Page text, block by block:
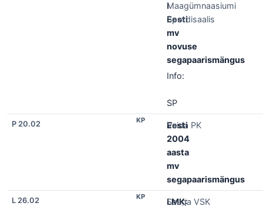
I
Eesti
mv
novuse
segapaarismängus
Info:
SP
Maagümnaasiumi
Spordisaalis
P 20.02 KP
Eesti
2004
aasta
mv
segapaarismängus
Vaida PK
L 26.02 KP LMK:
Sauga VSK